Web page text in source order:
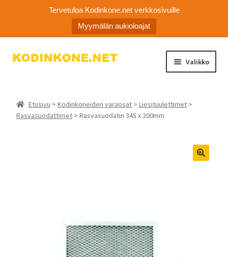
Tervetuloa Kodinkone.net verkkosivuille
Myymälän aukioloajat
Siirry
Siirry
Valikko
Ota yhteyttä
Etusivu > Kodinkoneiden varaosat> Liesituulettimet>
Rasvasuodattimet > Rasvasuodatin 345 x 200mm